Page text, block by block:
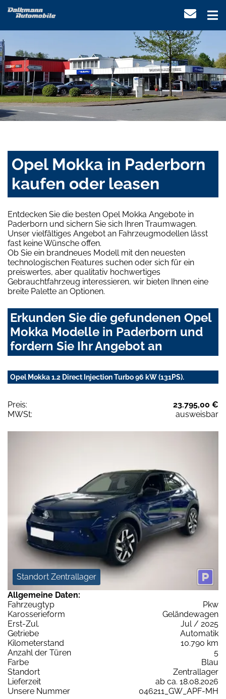
Opel Mokka in Paderborn
kaufen oder leasen
Entdecken Sie die besten Opel Mokka Angebote in
Paderborn und sichern Sie sich Ihren Traumwagen.
Unser vielfältiges Angebot an Fahrzeugmodellen lässt
fast keine Wünsche offen.
Ob Sie ein brandneues Modell mit den neuesten
technologischen Features suchen oder sich für ein
preiswertes, aber qualitativ hochwertiges
Gebrauchtfahrzeug interessieren, wir bieten Ihnen eine
breite Palette an Optionen.
Erkunden Sie die gefundenen Opel
Mokka Modelle in Paderborn und
fordern Sie Ihr Angebot an
Opel Mokka 1.2 Direct Injection Turbo 96 kW (131PS).
Preis:
23.795,00 €
MWSt:
ausweisbar
Standort Zentrallager
Allgemeine Daten:
Fahrzeugtyp
Pkw
Karosserieform
Geländewagen
Erst-Zul.
Jul / 2025
Getriebe
Automatik
Kilometerstand
10.790 km
Anzahl der Türen
5
Farbe
Blau
Standort
Zentrallager
Lieferzeit
ab ca. 18.08.2026
Unsere Nummer
046211_GW_APF-MH